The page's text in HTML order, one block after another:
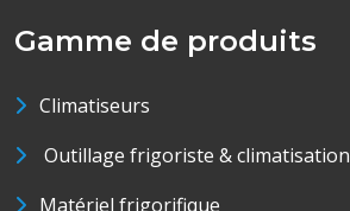
Gamme de produits
Climatiseurs
Outillage frigoriste & climatisation
Matériel frigorifique